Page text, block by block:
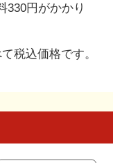
330円がかかり
税込価格です。